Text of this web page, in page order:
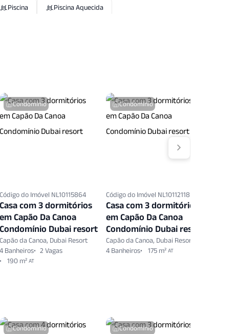
Piscina
Piscina Aquecida
Condomínio
Código do Imóvel NL10115864
Casa com 3 dormitórios
em Capão Da Canoa
Condomínio Dubai resort
Capão da Canoa, Dubai Resort
4 Banheiros
2 Vagas
190 m² AT
Condomínio
Código do Imóvel NL10112118
Casa com 3 dormitórios
em Capão Da Canoa
Condomínio Dubai resort
Capão da Canoa, Dubai Resort
4 Banheiros
175 m² AT
Condomínio Condomínio